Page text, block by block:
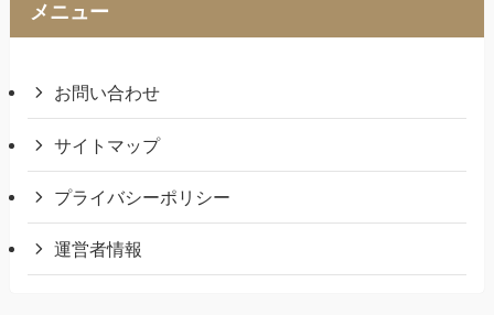
メニュー
お問い合わせ
サイトマップ
プライバシーポリシー
運営者情報